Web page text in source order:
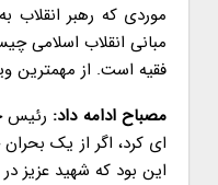
موردی که رهبر انقلاب
مبانی انقلاب اسلامی
فقیه است. از مهمترین
مصباح ادامه داد: رئیس
ای کرد، اگر از یک
این بود که شهید عزیز